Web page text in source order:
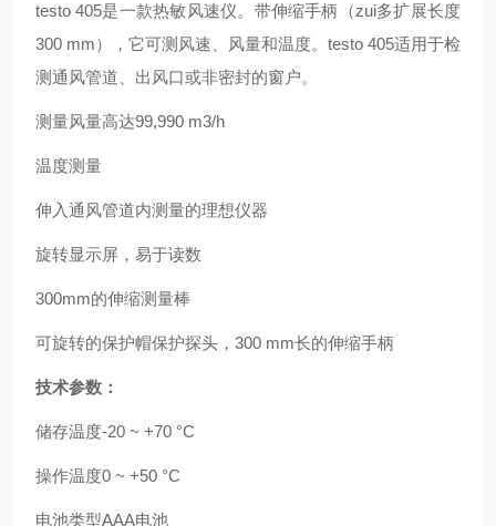
testo 405是一款热敏风速仪。带伸缩手柄（zui多扩展长度
300 mm），它可测风速、风量和温度。testo 405适用于检
测通风管道、出风口或非密封的窗户。
测量风量高达99,990 m3/h
温度测量
伸入通风管道内测量的理想仪器
旋转显示屏，易于读数
300mm的伸缩测量棒
可旋转的保护帽保护探头，300 mm长的伸缩手柄
技术参数：
储存温度-20 ~ +70 °C
操作温度0 ~ +50 °C
电池类型AAA电池